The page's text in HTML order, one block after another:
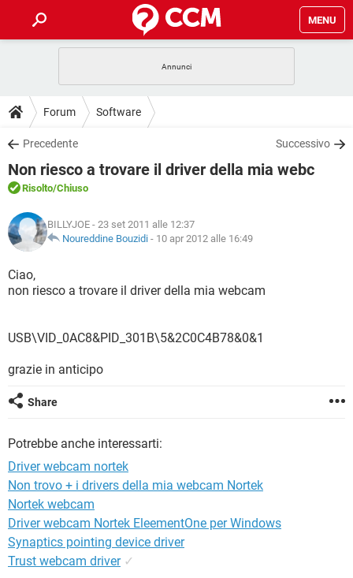
MENU
INTRATTENIMENTO
iOS
INSTAGRAM WHATSAPP
TIKTOK
HARDWARE
GUIDE
COVID-19
iOS
INSTAGRAM
TIKTOK FACEBOOK
DOWNLOAD
COVID-19 GAMING
INTRATTENIMENTO
iOS WINDOWS 10
INSTAGRAM
TIKTOK
FORUM
COVID-19
INTRATTENIMENTO ANDROID
INSTAGRAM WHATSAPP
HARDWARE
GLOSSARIO
COVID-19
INTRATTENIMENTO
INSTAGRAM WHATSAPP
Forum Software
Precedente Successivo
Non riesco a trovare il driver della mia webc
Risolto/Chiuso
BILLYJOE - 23 set 2011 alle 12:37
Noureddine Bouzidi - 10 apr 2012 alle 16:49
Ciao,
non riesco a trovare il driver della mia webcam
USB\VID_0AC8&PID_301B\5&2C0C4B78&0&1
grazie in anticipo
Share
Potrebbe anche interessarti:
Driver webcam nortek
Non trovo + i drivers della mia webcam Nortek
Nortek webcam
Driver webcam Nortek EleementOne per Windows
Synaptics pointing device driver
Trust webcam driver ✓